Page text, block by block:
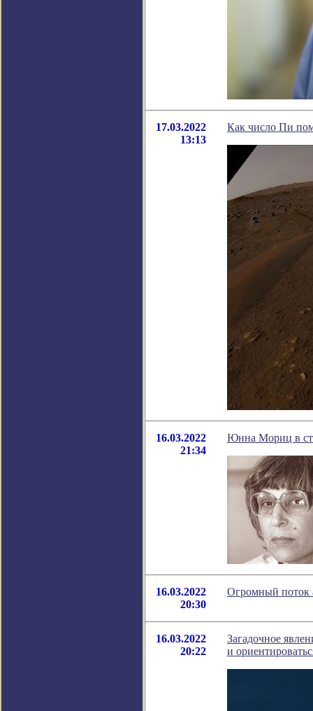
17.03.2022
13:13
Как число Пи
16.03.2022
21:34
Юнна Мориц в
16.03.2022
20:30
Огромный поток
16.03.2022
20:22
Загадочное
и